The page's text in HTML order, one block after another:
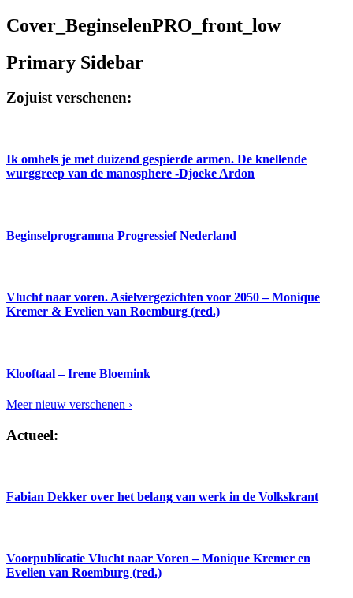
Cover_BeginselenPRO_front_low
Primary Sidebar
Zojuist verschenen:
Ik omhels je met duizend gespierde armen. De knellende
wurggreep van de manosphere -Djoeke Ardon
Beginselprogramma Progressief Nederland
Vlucht naar voren. Asielvergezichten voor 2050 – Monique
Kremer & Evelien van Roemburg (red.)
Klooftaal – Irene Bloemink
Meer nieuw verschenen ›
Actueel:
Fabian Dekker over het belang van werk in de Volkskrant
Voorpublicatie Vlucht naar Voren – Monique Kremer en
Evelien van Roemburg (red.)